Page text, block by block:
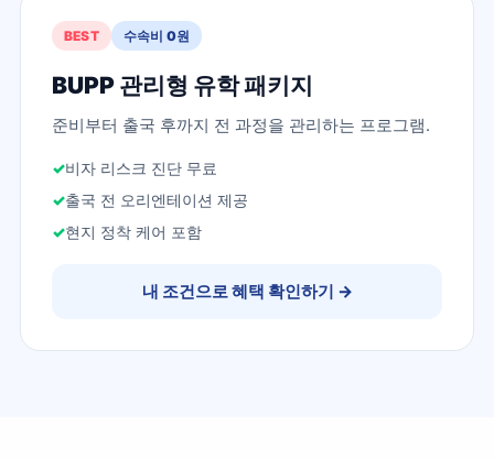
BEST 수속비 0원
BUPP 관리형 유학 패키지
준비부터 출국 후까지 전 과정을 관리하는 프로그램.
비자 리스크 진단 무료
출국 전 오리엔테이션 제공
현지 정착 케어 포함
내 조건으로 혜택 확인하기 →